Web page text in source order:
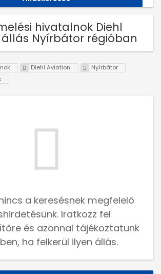
hivatalnok Diehl
Nyírbátor régióban
Diehl Aviation
Nyírbátor
a keresésnek megfelelő
Iratkozz fel
és azonnal tájékoztatunk
ha felkerül ilyen állás.